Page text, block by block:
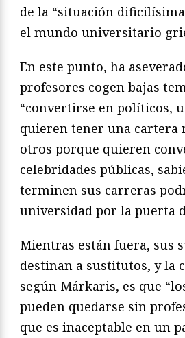
de la “situación
el mundo universitario
En este punto, ha
profesores cogen bajas
“convertirse en políticos,
quieren tener una
otros porque quieren
celebridades públicas,
terminen sus carreras
universidad por la puerta
Mientras están fuera, sus
destinan a sustitutos, y la
según Márkaris, es que
pueden quedarse sin
que es inaceptable en un